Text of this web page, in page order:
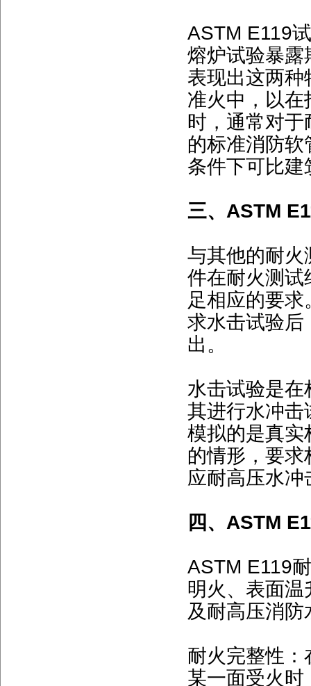
ASTM E119
熔炉试验暴露
表现出这两种
准火中，以
时，通常对
的标准消防
条件下可比建
三、ASTM
与其他的耐火
件在耐火测试
足相应的要
求水击试验后
出。
水击试验是
其进行水冲击
模拟的是真实
的情形，要
应耐高压水冲
四、ASTM
ASTM E119
明火、表面
及耐高压消防
耐火完整性
某一面受火